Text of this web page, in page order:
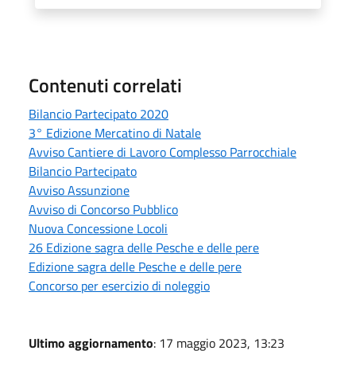
Contenuti correlati
Bilancio Partecipato 2020
3° Edizione Mercatino di Natale
Avviso Cantiere di Lavoro Complesso Parrocchiale
Bilancio Partecipato
Avviso Assunzione
Avviso di Concorso Pubblico
Nuova Concessione Locoli
26 Edizione sagra delle Pesche e delle pere
Edizione sagra delle Pesche e delle pere
Concorso per esercizio di noleggio
Ultimo aggiornamento: 17 maggio 2023, 13:23